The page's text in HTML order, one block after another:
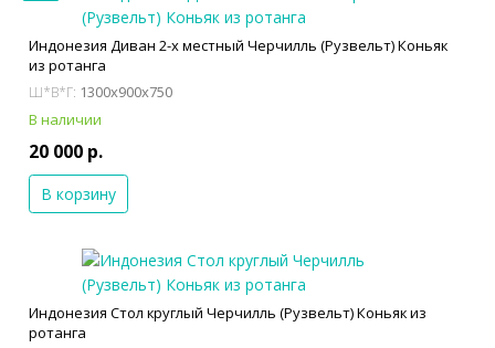
Индонезия Диван 2-х местный Черчилль (Рузвельт) Коньяк
из ротанга
Ш*В*Г: 1300x900x750
В наличии
20 000 р.
В корзину
Индонезия Стол круглый Черчилль (Рузвельт) Коньяк из
ротанга